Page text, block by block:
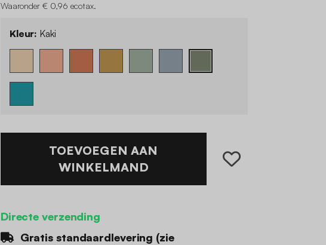
Waaronder € 0,96 ecotax.
Kleur: Kaki
TOEVOEGEN AAN
WINKELMAND
Directe verzending
Gratis standaardlevering (zie